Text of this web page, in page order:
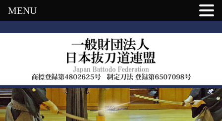
MENU